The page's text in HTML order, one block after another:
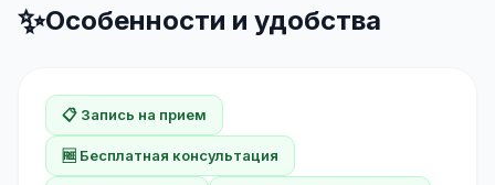
✨Особенности и удобства
📋 Запись на прием
🆓 Бесплатная консультация